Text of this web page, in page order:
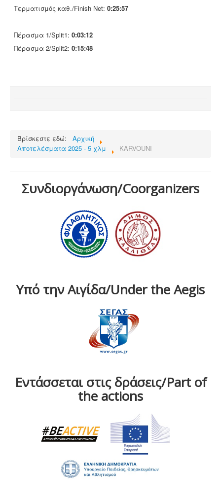
Τερματισμός καθ./Finish Net: 0:25:57
Πέρασμα 1/Split1: 0:03:12
Πέρασμα 2/Split2: 0:15:48
Βρίσκεστε εδώ:
Αρχική
Αποτελέσματα 2025 - 5 χλμ
KARVOUNI
Συνδιοργάνωση/Coorganizers
Υπό την Αιγίδα/Under the Aegis
Εντάσσεται στις δράσεις/Part of
the actions